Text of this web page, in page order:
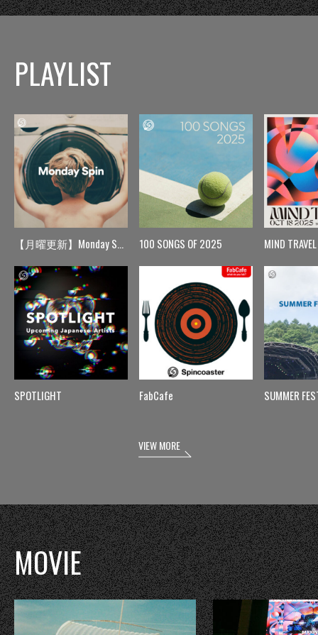
PLAYLIST
【月曜更新】Monday Spin
SPOTLIGHT
100 SONGS OF 2025
FabCafe
MIND TRAVEL
SUMMER
VIEW MORE
MOVIE